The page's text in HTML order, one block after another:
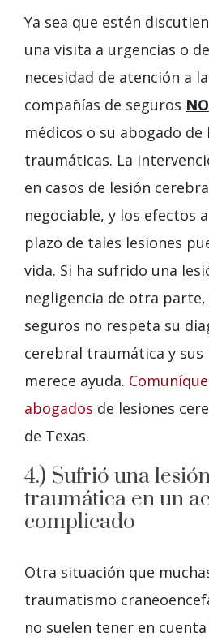
Ya sea que estén
una visita a urgencias o
necesidad de atención a
compañías de seguros NO
médicos o su abogado
traumáticas. La
en casos de lesión
negociable, y los efectos
plazo de tales lesiones
vida. Si ha sufrido una
negligencia de otra
seguros no respeta su
cerebral traumática y
merece ayuda.
abogados de lesiones
de Texas.
4.) Sufrió una
traumática en un
complicado
Otra situación que
traumatismo
no suelen tener en